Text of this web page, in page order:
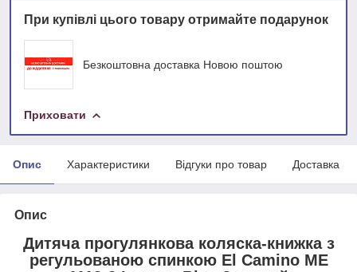
При купівлі цього товару отримайте подарунок
Безкоштовна доставка Новою поштою
Приховати
Опис Характеристики Відгуки про товар Доставка
Опис
Дитяча прогулянкова коляска-книжка з
регульованою спинкою El Camino ME